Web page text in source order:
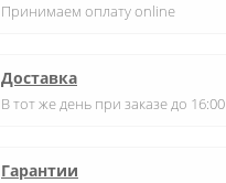
Принимаем оплату online
Доставка
В тот же день при заказе до 16:00
Гарантии